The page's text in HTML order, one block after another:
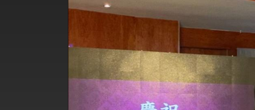
堅定走向世界 賴總統抵達史瓦帝尼王國進行國是訪問
總統與五院院長新春茶敘 盼化分歧為團結、為國家
總統農曆春節談話
台美貿易協議完成簽署達成6大目標、創5大歷史
臺美簽署「對等貿易協定」確立對等關稅15%且不
總統接受「法新社」（AFP）專訪內容